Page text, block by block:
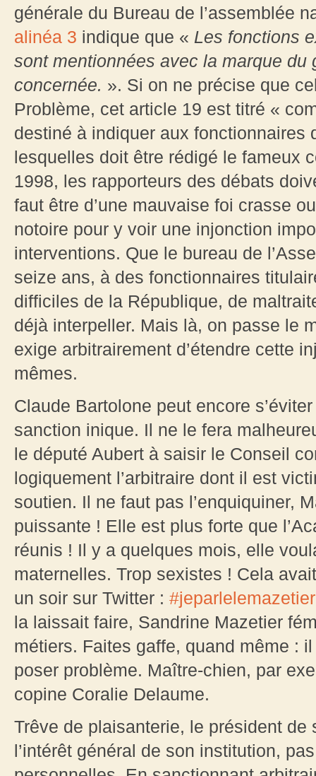
générale du Bureau de l’assemblée
alinéa 3 indique que « Les fonctions
sont mentionnées avec la marque
concernée. ». Si on ne précise que
Problème, cet article 19 est titré «
destiné à indiquer aux
lesquelles doit être rédigé le fameux
1998, les rapporteurs des débats
faut être d’une mauvaise foi crasse
notoire pour y voir une injonction
interventions. Que le bureau de
seize ans, à des fonctionnaires
difficiles de la République, de
déjà interpeller. Mais là, on passe le
exige arbitrairement d’étendre cette
mêmes.
Claude Bartolone peut encore
sanction inique. Il ne le fera
le député Aubert à saisir le Conseil
logiquement l’arbitraire dont il est
soutien. Il ne faut pas l’enquiquiner,
puissante ! Elle est plus forte que
réunis ! Il y a quelques mois, elle
maternelles. Trop sexistes ! Cela
un soir sur Twitter : #jeparlelemazetier
la laissait faire, Sandrine Mazetier
métiers. Faites gaffe, quand même :
poser problème. Maître-chien, par
copine Coralie Delaume.
Trêve de plaisanterie, le président de
l’intérêt général de son institution,